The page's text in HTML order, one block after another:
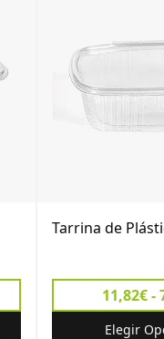
Tarrina de
11,82€ -
Elegir